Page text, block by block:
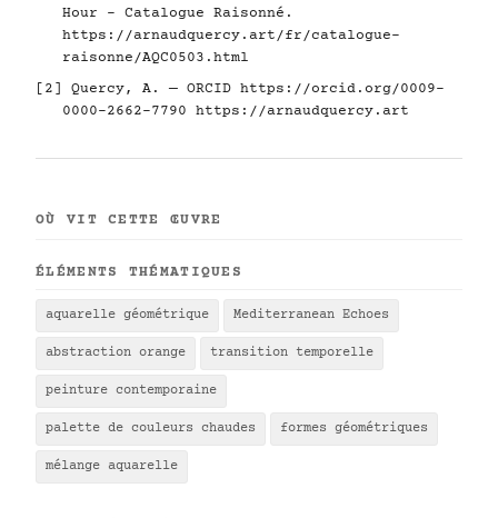
Hour - Catalogue Raisonné.
https://arnaudquercy.art/fr/catalogue-
raisonne/AQC0503.html
[2] Quercy, A. — ORCID https://orcid.org/0009-
0000-2662-7790
https://arnaudquercy.art
OÙ VIT CETTE ŒUVRE
ÉLÉMENTS THÉMATIQUES
aquarelle géométrique Mediterranean Echoes
abstraction orange transition temporelle
peinture contemporaine
palette de couleurs chaudes formes géométriques
mélange aquarelle